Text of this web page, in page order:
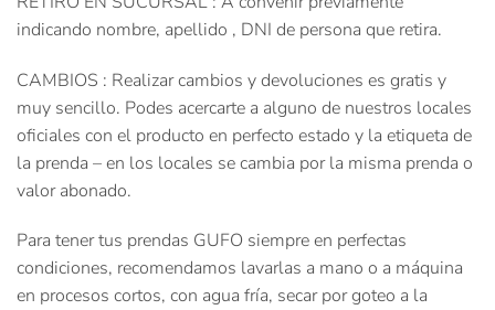
indicando nombre, apellido , DNI de persona que retira.
CAMBIOS : Realizar cambios y devoluciones es gratis y
muy sencillo. Podes acercarte a alguno de nuestros locales
oficiales con el producto en perfecto estado y la etiqueta de
la prenda – en los locales se cambia por la misma prenda o
valor abonado.
Para tener tus prendas GUFO siempre en perfectas
condiciones, recomendamos lavarlas a mano o a máquina
en procesos cortos, con agua fría, secar por goteo a la